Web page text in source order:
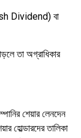
Dividend) বা
তা অগ্রাধিকার
শেয়ার লেনদেন
হোল্ডারদের তালিকা